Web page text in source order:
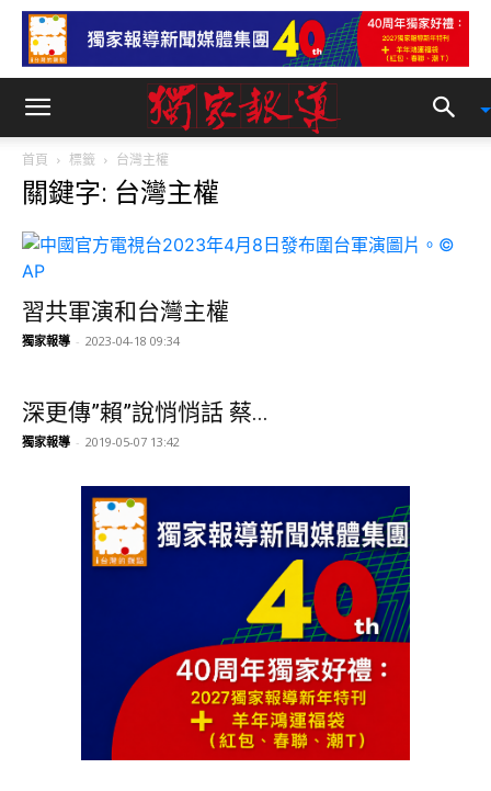
首頁 標籤 台灣主權
關鍵字: 台灣主權
習共軍演和台灣主權
獨家報導 - 2023-04-18 09:34
深更傳”賴”說悄悄話 蔡...
獨家報導 - 2019-05-07 13:42